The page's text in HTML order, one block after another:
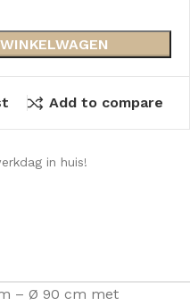
Add to compare
in huis!
– Ø 90 cm met